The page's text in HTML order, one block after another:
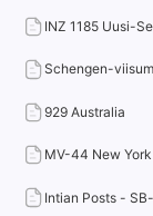
INZ 1185 Uusi-
Schengen-
929 Australia
MV-44 New York
Intian Posts -